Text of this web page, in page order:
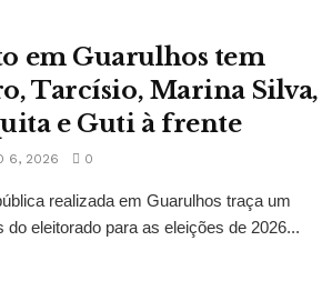
em Guarulhos tem
Tarcísio, Marina Silva,
e Guti à frente
6, 2026 0
realizada em Guarulhos traça um
eleitorado para as eleições de 2026...